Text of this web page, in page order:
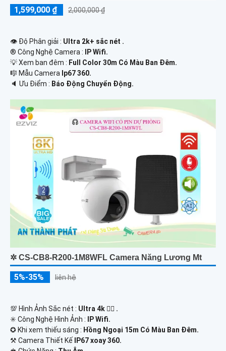
1,599,000 ₫ 2,000,000 ₫
👁 Độ Phân giải : Ultra 2k+ sắc nét .
®️ Công Nghệ Camera :
IP Wifi.
💡 Xem ban đêm : Full Color 30m Có Màu Ban Ðêm.
🎼️ Mẫu Camera Ip67 360.
️🔈 Ưu Điểm : Báo Động Chuyển Động.
✲ CS-CB8-R200-1M8WFL Camera Năng Lương Mt
5%-35% liên hệ
💯 Hình Ảnh Sắc nét : Ultra 4k 👍🏾 .
✳️ Công Nghệ Hình Ảnh :
IP Wifi.
✪ Khi xem thiếu sáng : Hồng Ngoại 15m Có Màu Ban Ðêm.
⚒ Camera Thiết Kế
IP67 xoay 360.